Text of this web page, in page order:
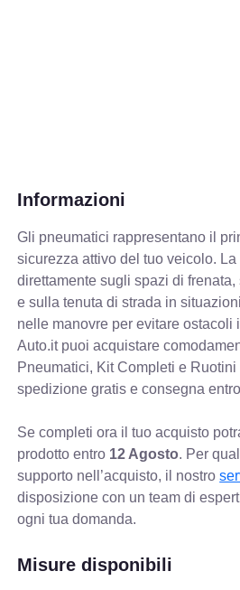
Informazioni
Gli pneumatici rappresentano il
sicurezza attivo del tuo veicolo.
direttamente sugli spazi di
e sulla tenuta di strada in
nelle manovre per evitare ostacoli
Auto.it puoi acquistare
Pneumatici, Kit Completi e Ruotini
spedizione gratis e consegna
Se completi ora il tuo acquisto
prodotto entro 12 Agosto. Per
supporto nell’acquisto, il nostro
disposizione con un team di
ogni tua domanda.
Misure disponibili